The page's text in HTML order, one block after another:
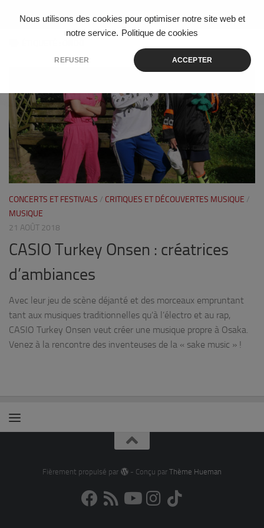
Nous utilisons des cookies pour optimiser notre site web et
notre service. Politique de cookies
REFUSER ACCEPTER
Skip to content
CONCERTS ET FESTIVALS / CRITIQUES ET DÉCOUVERTES MUSIQUE /
MUSIQUE
21 AOÛT 2018
CASIO Turkey Onsen : créatrices
d’ambiances
Avec leur jeu de scène déjanté et des morceaux empruntant
tant aux musiques traditionnelles qu’à l’électro et au rap,
CASIO Turkey Onsen veut créer une musique propre à Osaka.
Venez à la rencontre des inventeuses de la « sake music » !
Fièrement propulsé par - Conçu par Thème Hueman